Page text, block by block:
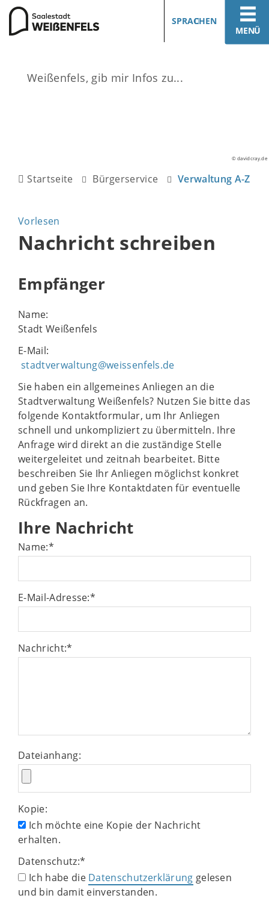
MENÜ
SPRACHEN
© davidcray.de
Startseite Bürgerservice Verwaltung A-Z
Vorlesen
Nachricht schreiben
Empfänger
Name:
Stadt Weißenfels
E-Mail:
stadtverwaltung@weissenfels.de
Sie haben ein allgemeines Anliegen an die
Stadtverwaltung Weißenfels? Nutzen Sie bitte das
folgende Kontaktformular, um Ihr Anliegen
schnell und unkompliziert zu übermitteln. Ihre
Anfrage wird direkt an die zuständige Stelle
weitergeleitet und zeitnah bearbeitet. Bitte
beschreiben Sie Ihr Anliegen möglichst konkret
und geben Sie Ihre Kontaktdaten für eventuelle
Rückfragen an.
Ihre Nachricht
Name:*
E-Mail-Adresse:*
Nachricht:*
Dateianhang:
Kopie:
Ich möchte eine Kopie der Nachricht
erhalten.
Datenschutz:*
Ich habe die Datenschutzerklärung gelesen
und bin damit einverstanden.